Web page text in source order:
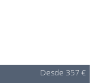
Desde 357 €